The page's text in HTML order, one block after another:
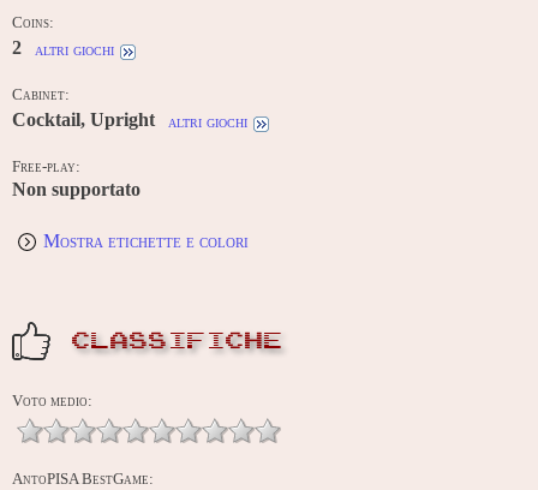
Coins:
2 altri giochi
Cabinet:
Cocktail, Upright altri giochi
Free-play:
Non supportato
Mostra etichette e colori
CLASSIFICHE
Voto medio:
AntoPISA BestGame: